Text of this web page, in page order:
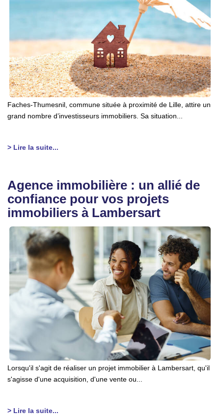
Faches-Thumesnil, commune située à proximité de Lille, attire un
grand nombre d’investisseurs immobiliers. Sa situation...
> Lire la suite...
Agence immobilière : un allié de
confiance pour vos projets
immobiliers à Lambersart
Lorsqu'il s'agit de réaliser un projet immobilier à Lambersart, qu'il
s'agisse d'une acquisition, d'une vente ou...
> Lire la suite...